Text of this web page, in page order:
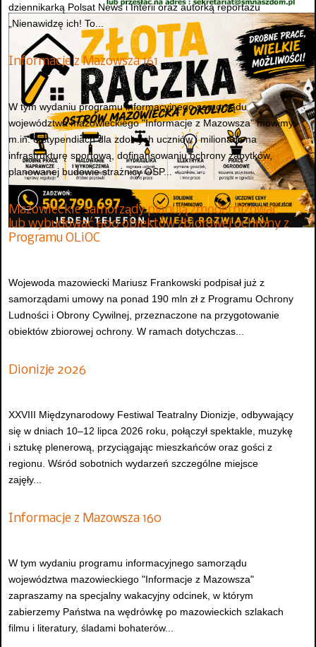
dziennikarką Polsat News i Interii oraz autorką reportażu
„Nienawidzę ich! To...
Informacje z Mazowsza 161
W tym wydaniu programu informacyjnego samorządu
województwa mazowieckiego "Informacje z Mazowsza" mówimy
m.in. o stypendiach dla zdolnych uczniów i milionach na
infrastrukturę sportową, dofinansowaniu ochrony zabytków,
planowanej budowie strażnicy OSP...
Mazowieckie samorządy planują zmodernizować
lub wybudować 600 obiektów zbiorowej ochrony z
Programu OLiOC
Wojewoda mazowiecki Mariusz Frankowski podpisał już z
samorządami umowy na ponad 190 mln zł z Programu Ochrony
Ludności i Obrony Cywilnej, przeznaczone na przygotowanie
obiektów zbiorowej ochrony. W ramach dotychczas...
Dionizje 2026
XXVIII Międzynarodowy Festiwal Teatralny Dionizje, odbywający
się w dniach 10–12 lipca 2026 roku, połączył spektakle, muzykę
i sztukę plenerową, przyciągając mieszkańców oraz gości z
regionu. Wśród sobotnich wydarzeń szczególne miejsce
zajęły...
Informacje z Mazowsza 160
W tym wydaniu programu informacyjnego samorządu
województwa mazowieckiego "Informacje z Mazowsza"
zapraszamy na specjalny wakacyjny odcinek, w którym
zabierzemy Państwa na wędrówkę po mazowieckich szlakach
filmu i literatury, śladami bohaterów...